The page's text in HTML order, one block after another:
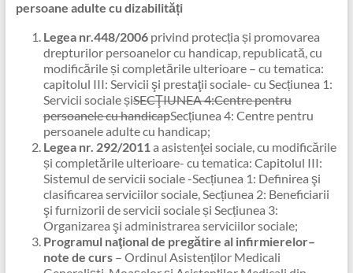
persoane adulte cu dizabilități
Legea nr.448/2006privind protecția și promovarea
drepturilor persoanelor cu handicap, republicată, cu
modificările și completările ulterioare – cu tematica:
capitolul III: Servicii şi prestaţii sociale- cu Secțiunea 1:
Servicii sociale șiSECŢIUNEA 4:Centre pentru
persoanele cu handicapSecțiunea 4: Centre pentru
persoanele adulte cu handicap;
Legea nr. 292/2011 a asistenţei sociale, cu modificările
și completările ulterioare- cu tematica: Capitolul III:
Sistemul de servicii sociale -Secțiunea 1: Definirea şi
clasificarea serviciilor sociale, Secțiunea 2: Beneficiarii
şi furnizorii de servicii sociale și Secțiunea 3:
Organizarea şi administrarea serviciilor sociale;
Programul naţional de pregătire al infirmierelor–
note de curs– Ordinul Asistenților Medicali